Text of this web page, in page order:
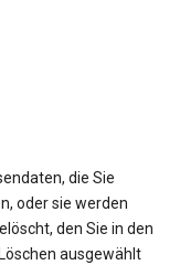
die Sie
oder sie werden
den Sie in den
ausgewählt